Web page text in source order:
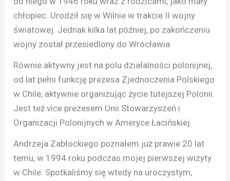
chłopiec. Urodził się w Wilnie w trakcie II wojny
światowej. Jednak kilka lat później, po zakończeniu
wojny został przesiedlony do Wrocławia.
Równie aktywny jest na polu działalności polonijnej,
od lat pełni funkcję prezesa Zjednoczenia Polskiego
w Chile, aktywnie organizując życie tutejszej Polonii.
Jest też vice prezesem Unii Stowarzyszeń i
Organizacji Polonijnych w Ameryce Łacińskiej.
Andrzeja Zabłockiego poznałem już prawie 20 lat
temu, w 1994 roku podczas mojej pierwszej wizyty
w Chile. Spotkaliśmy się wtedy na uroczystym,